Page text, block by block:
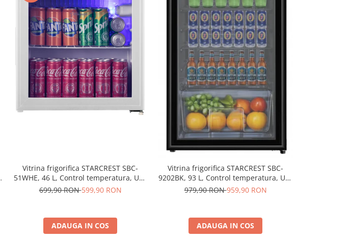
Vitrina frigorifica STARCREST SBC-
51WHE, 46 L, Control temperatura, Usa
sticla, H 48.8 cm, Alb
699,90 RON599,90 RON
ADAUGA IN COS
Vitrina frigorifica STARCREST SBC-
9202BK, 93 L, Control temperatura, Usa
sticla, H 83.2 cm, Negru
979,90 RON959,90 RON
ADAUGA IN COS